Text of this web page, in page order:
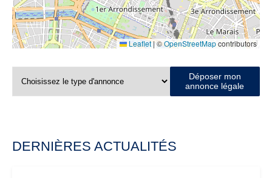
Leaflet|©OpenStreetMapcontributors
Déposer mon
annonce légale
DERNIÈRES ACTUALITÉS